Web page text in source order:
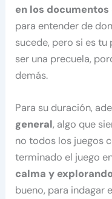
en los
para entender de
sucede, pero si es tu
ser una precuela,
demás.
Para su duración,
general, algo que
no todos los juegos
terminado el juego
calma y
bueno, para indagar